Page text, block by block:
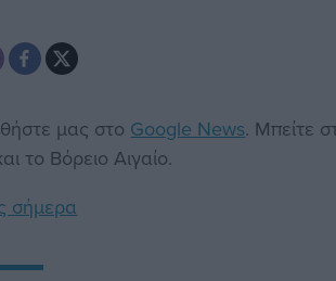
μας στο Google News. Μπείτε
το Βόρειο Αιγαίο.
σήμερα